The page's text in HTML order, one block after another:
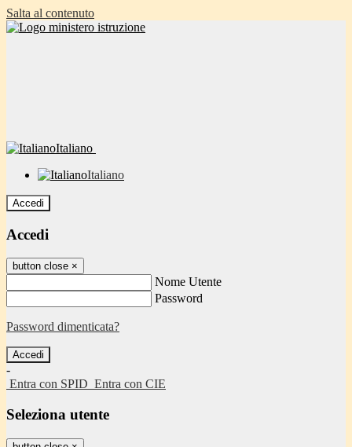
Salta al contenuto
Italiano
Italiano
Accedi
Accedi
button close ×
Nome Utente
Password
Password dimenticata?
-
Entra con SPID Entra con CIE
Seleziona utente